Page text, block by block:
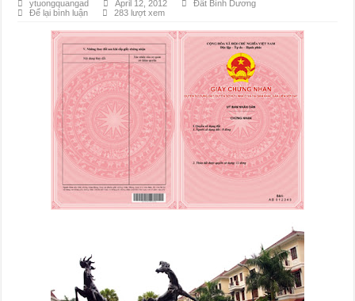
Đất Bình Dương giá rẻ khiến người mua bị sốc
Nhận ký gửi đất Green River City, Thới Hòa, Bến Cát, Bình Dương
ytuongquangad April 12, 2012
Đất Bình Dương
Để lại bình luận
283 lượt xem